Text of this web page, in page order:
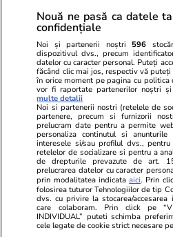
risipească
Vacanțe și Cultură
Cât a plătit un artist
Nouă ne pasă ca datele
confidențiale
Noi și partenerii noștri 596
dispozitivul dvs., precum
datelor cu caracter personal. Puteți
făcând clic mai jos, respectiv vă
în orice moment pe pagina cu
vor fi raportate partenerilor noștri
multe detalii
Noi si partenerii nostri (retelele de
partenere, precum si furnizorii
prelucram date pentru a permite
personaliza continutul si
interesele si/sau profilul dvs.,
retelelor de socializare si pentru a
de drepturile prevazute de art.
prelucrarea datelor cu caracter
prin modalitatea indicataaici. Prin
folosirea tuturor Tehnologiilor de tip
dvs. cu privire la stocarea/
care colaboram. Prin click pe
INDIVIDUAL” puteti schimba
cele legate de cookie strict necesare